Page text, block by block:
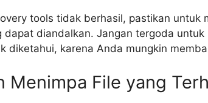
tools tidak berhasil, pastikan untuk
dapat diandalkan. Jangan tergoda
diketahui, karena Anda mungkin
Menimpa File yang